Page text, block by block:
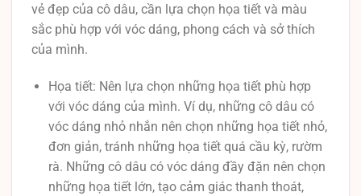
vẻ đẹp của cô dâu, cần lựa chọn họa tiết và màu
sắc phù hợp với vóc dáng, phong cách và sở thích
của mình.
Họa tiết: Nên lựa chọn những họa tiết phù hợp
với vóc dáng của mình. Ví dụ, những cô dâu có
vóc dáng nhỏ nhắn nên chọn những họa tiết nhỏ,
đơn giản, tránh những họa tiết quá cầu kỳ, rườm
rà. Những cô dâu có vóc dáng đầy đặn nên chọn
những họa tiết lớn, tạo cảm giác thanh thoát,